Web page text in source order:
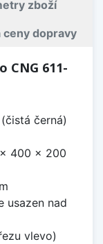
zboží
ceny dopravy
CNG 611-
černá)
400 x 200
usazen nad
vlevo)